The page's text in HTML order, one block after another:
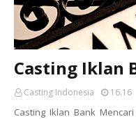
Casting Iklan
Casting Indonesia 16.16
Casting Iklan Bank